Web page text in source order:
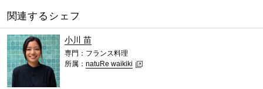
関連するシェフ
小川 苗
専門：フランス料理
所属：natuRe waikiki